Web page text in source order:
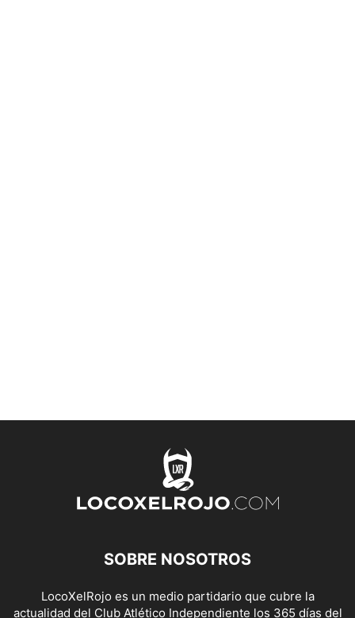
SOBRE NOSOTROS
LocoXelRojo es un medio partidario que cubre la
actualidad del Club Atlético Independiente los 365 días del